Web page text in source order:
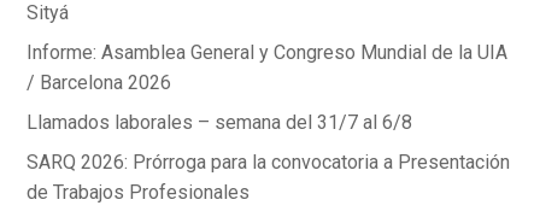
Sityá
Informe: Asamblea General y Congreso Mundial de la UIA
/ Barcelona 2026
Llamados laborales – semana del 31/7 al 6/8
SARQ 2026: Prórroga para la convocatoria a Presentación
de Trabajos Profesionales